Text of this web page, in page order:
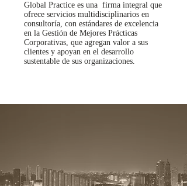
Global Practice es una firma integral que
ofrece servicios multidisciplinarios en
consultoría, con estándares de excelencia
en la Gestión de Mejores Prácticas
Corporativas, que agregan valor a sus
clientes y apoyan en el desarrollo
sustentable de sus organizaciones.